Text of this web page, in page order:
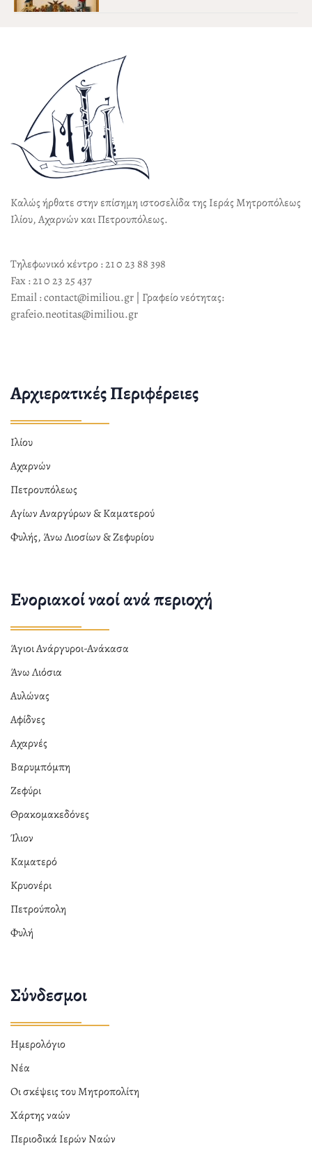
Καλώς ήρθατε στην επίσημη ιστοσελίδα της Ιεράς Μητροπόλεως
Ιλίου, Αχαρνών και Πετρουπόλεως.
Τηλεφωνικό κέντρο : 21 0 23 88 398
Fax : 21 0 23 25 437
Email : contact@imiliou.gr | Γραφείο νεότητας:
grafeio.neotitas@imiliou.gr
Αρχιερατικές Περιφέρειες
Ιλίου
Αχαρνών
Πετρουπόλεως
Αγίων Αναργύρων & Καματερού
Φυλής, Άνω Λιοσίων & Ζεφυρίου
Ενοριακοί ναοί ανά περιοχή
Άγιοι Ανάργυροι-Ανάκασα
Άνω Λιόσια
Αυλώνας
Αφίδνες
Αχαρνές
Βαρυμπόμπη
Ζεφύρι
Θρακομακεδόνες
Ίλιον
Καματερό
Κρυονέρι
Πετρούπολη
Φυλή
Σύνδεσμοι
Ημερολόγιο
Νέα
Οι σκέψεις του Μητροπολίτη
Χάρτης ναών
Περιοδικά Ιερών Ναών